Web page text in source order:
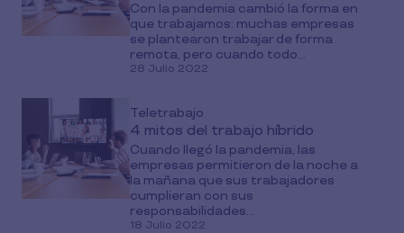
Con la pandemia cambió la forma en
que trabajamos: muchas empresas
se plantearon trabajar de forma
remota, pero cuando todo...
28 Julio 2022
Teletrabajo
4 mitos del trabajo híbrido
Cuando llegó la pandemia, las
empresas permitieron de la noche a
la mañana que sus trabajadores
cumplieran con sus
responsabilidades...
18 Julio 2022